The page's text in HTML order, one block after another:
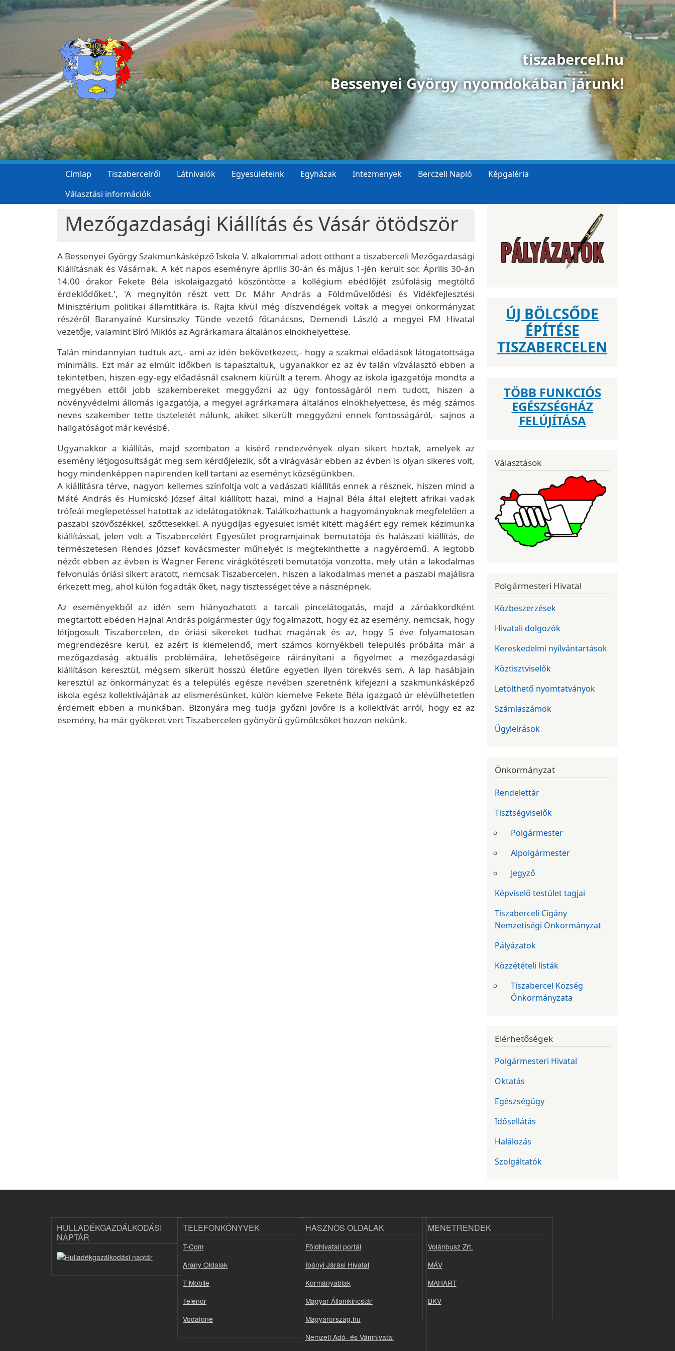
Ugrás a tartalomra
tiszabercel.hu
Bessenyei György nyomdokában járunk!
Címlap Tiszabercelről Látnivalók Egyesületeink Egyházak Intezmenyek Berczeli Napló
Képgaléria
Választási információk
Mezőgazdasági Kiállítás és Vásár ötödször
A Bessenyei György Szakmunkásképző Iskola V. alkalommal adott otthont a tiszaberceli Mezőgazdasági
Kiállításnak és Vásárnak. A két napos eseményre április 30-án és május 1-jén került sor. Április 30-án
14.00 órakor Fekete Béla iskolaigazgató köszöntötte a kollégium ebédlőjét zsúfolásig megtöltő
érdeklődőket.', 'A megnyitón részt vett Dr. Máhr András a Földművelődési és Vidékfejlesztési
Minisztérium politikai államtitkára is. Rajta kívül még díszvendégek voltak a megyei önkormányzat
részéről Baranyainé Kursinszky Tünde vezető főtanácsos, Demendi László a megyei FM Hivatal
vezetője, valamint Bíró Miklós az Agrárkamara általános elnökhelyettese.
Talán mindannyian tudtuk azt,- ami az idén bekövetkezett,- hogy a szakmai előadások látogatottsága
minimális. Ezt már az elmúlt időkben is tapasztaltuk, ugyanakkor ez az év talán vízválasztó ebben a
tekintetben, hiszen egy-egy előadásnál csaknem kiürült a terem. Ahogy az iskola igazgatója mondta a
megyében ettől jobb szakembereket meggyőzni az ügy fontosságáról nem tudott, hiszen a
növényvédelmi állomás igazgatója, a megyei agrárkamara általános elnökhelyettese, és még számos
neves szakember tette tiszteletét nálunk, akiket sikerült meggyőzni ennek fontosságáról,- sajnos a
hallgatóságot már kevésbé.
Ugyanakkor a kiállítás, majd szombaton a kísérő rendezvények olyan sikert hoztak, amelyek az
esemény létjogosultságát meg sem kérdőjelezik, sőt a virágvásár ebben az évben is olyan sikeres volt,
hogy mindenképpen napirenden kell tartani az eseményt községünkben.
A kiállításra térve, nagyon kellemes színfoltja volt a vadászati kiállítás ennek a résznek, hiszen mind a
Máté András és Humicskó József által kiállított hazai, mind a Hajnal Béla által elejtett afrikai vadak
trófeái meglepetéssel hatottak az idelátogatóknak. Találkozhattunk a hagyományoknak megfelelően a
paszabi szövőszékkel, szőttesekkel. A nyugdíjas egyesület ismét kitett magáért egy remek kézimunka
kiállítással, jelen volt a Tiszabercelért Egyesület programjainak bemutatója és halászati kiállítás, de
természetesen Rendes József kovácsmester műhelyét is megtekinthette a nagyérdemű. A legtöbb
nézőt ebben az évben is Wagner Ferenc virágkötészeti bemutatója vonzotta, mely után a lakodalmas
felvonulás óriási sikert aratott, nemcsak Tiszabercelen, hiszen a lakodalmas menet a paszabi majálisra
érkezett meg, ahol külön fogadták őket, nagy tisztességet téve a násznépnek.
Az eseményekből az idén sem hiányozhatott a tarcali pincelátogatás, majd a záróakkordként
megtartott ebéden Hajnal András polgármester úgy fogalmazott, hogy ez az esemény, nemcsak, hogy
létjogosult Tiszabercelen, de óriási sikereket tudhat magának és az, hogy 5 éve folyamatosan
megrendezésre kerül, ez azért is kiemelendő, mert számos környékbeli település próbálta már a
mezőgazdaság aktuális problémáira, lehetőségeire ráirányítani a figyelmet a mezőgazdasági
kiállításon keresztül, mégsem sikerült hosszú életűre egyetlen ilyen törekvés sem. A lap hasábjain
keresztül az önkormányzat és a település egésze nevében szeretnénk kifejezni a szakmunkásképző
iskola egész kollektívájának az elismerésünket, külön kiemelve Fekete Béla igazgató úr elévülhetetlen
érdemeit ebben a munkában. Bizonyára meg tudja győzni jövőre is a kollektívát arról, hogy ez az
esemény, ha már gyökeret vert Tiszabercelen gyönyörű gyümölcsöket hozzon nekünk.
ÚJ BÖLCSŐDE
ÉPÍTÉSE
TISZABERCELEN
TÖBB FUNKCIÓS
EGÉSZSÉGHÁZ
FELÚJÍTÁSA
Választások
Polgármesteri Hivatal
Közbeszerzések
Hivatali dolgozók
Kereskedelmi nyílvántartások
Köztisztviselők
Letölthető nyomtatványok
Számlaszámok
Ügyleírások
Önkormányzat
Rendelettár
Tisztségviselők
Polgármester
Alpolgármester
Jegyző
Képviselő testület tagjai
Tiszaberceli Cigány
Nemzetiségi Önkormányzat
Pályázatok
Közzétételi listák
Tiszabercel Község
Önkormányzata
Elérhetőségek
Polgármesteri Hivatal
Oktatás
Egészségügy
Idősellátás
Halálozás
Szolgáltatók
HULLADÉKGAZDÁLKODÁSI
NAPTÁR
TELEFONKÖNYVEK
T-Com
Arany Oldalak
T-Mobile
Telenor
Vodafone
HASZNOS OLDALAK
Földhivatali portál
Ibányi Járási Hivatal
Kormányablak
Magyar Államkincstár
Magyarorszag.hu
Nemzeti Adó- és Vámhivatal
MENETRENDEK
Volánbusz Zrt.
MÁV
MAHART
BKV